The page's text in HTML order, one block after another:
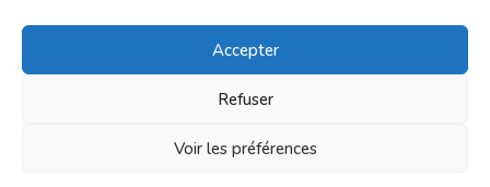
Accepter
Refuser
Voir les préférences
[...]
En savoir plus